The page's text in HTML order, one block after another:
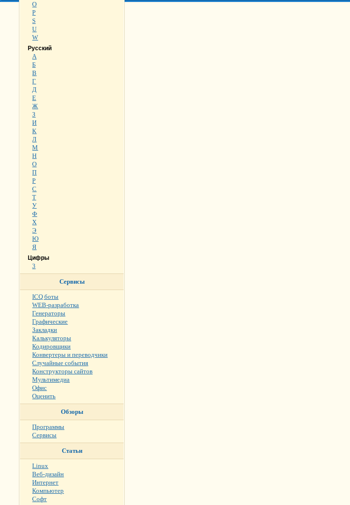
O
P
S
U
W
Русский
А
Б
В
Г
Д
Е
Ж
З
И
К
Л
М
Н
О
П
Р
С
Т
У
Ф
Х
Э
Ю
Я
Цифры
3
Сервисы
ICQ боты
WEB-разработка
Генераторы
Графические
Закладки
Калькуляторы
Кодировщики
Конвертеры и переводчики
Случайные события
Конструкторы сайтов
Мультимедиа
Офис
Оценить
Обзоры
Программы
Сервисы
Статьи
Linux
Веб-дизайн
Интернет
Компьютер
Софт